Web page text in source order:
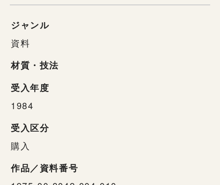
ジャンル
資料
材質・技法
受入年度
1984
受入区分
購入
作品／資料番号